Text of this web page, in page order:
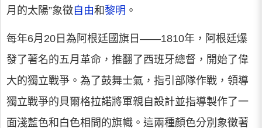
月的太陽”象徵 自由和黎明 。
每年6月20日為阿根廷國旗日——1810年，阿根廷爆
發了著名的五月革命，推翻了西班牙總督，開始了偉
大的獨立戰爭。為了鼓舞士氣，指引部隊作戰，領導
獨立戰爭的貝爾格拉諾將軍親自設計並指導製作了一
面淺藍色和白色相間的旗幟。這兩種顏色分別象徵著